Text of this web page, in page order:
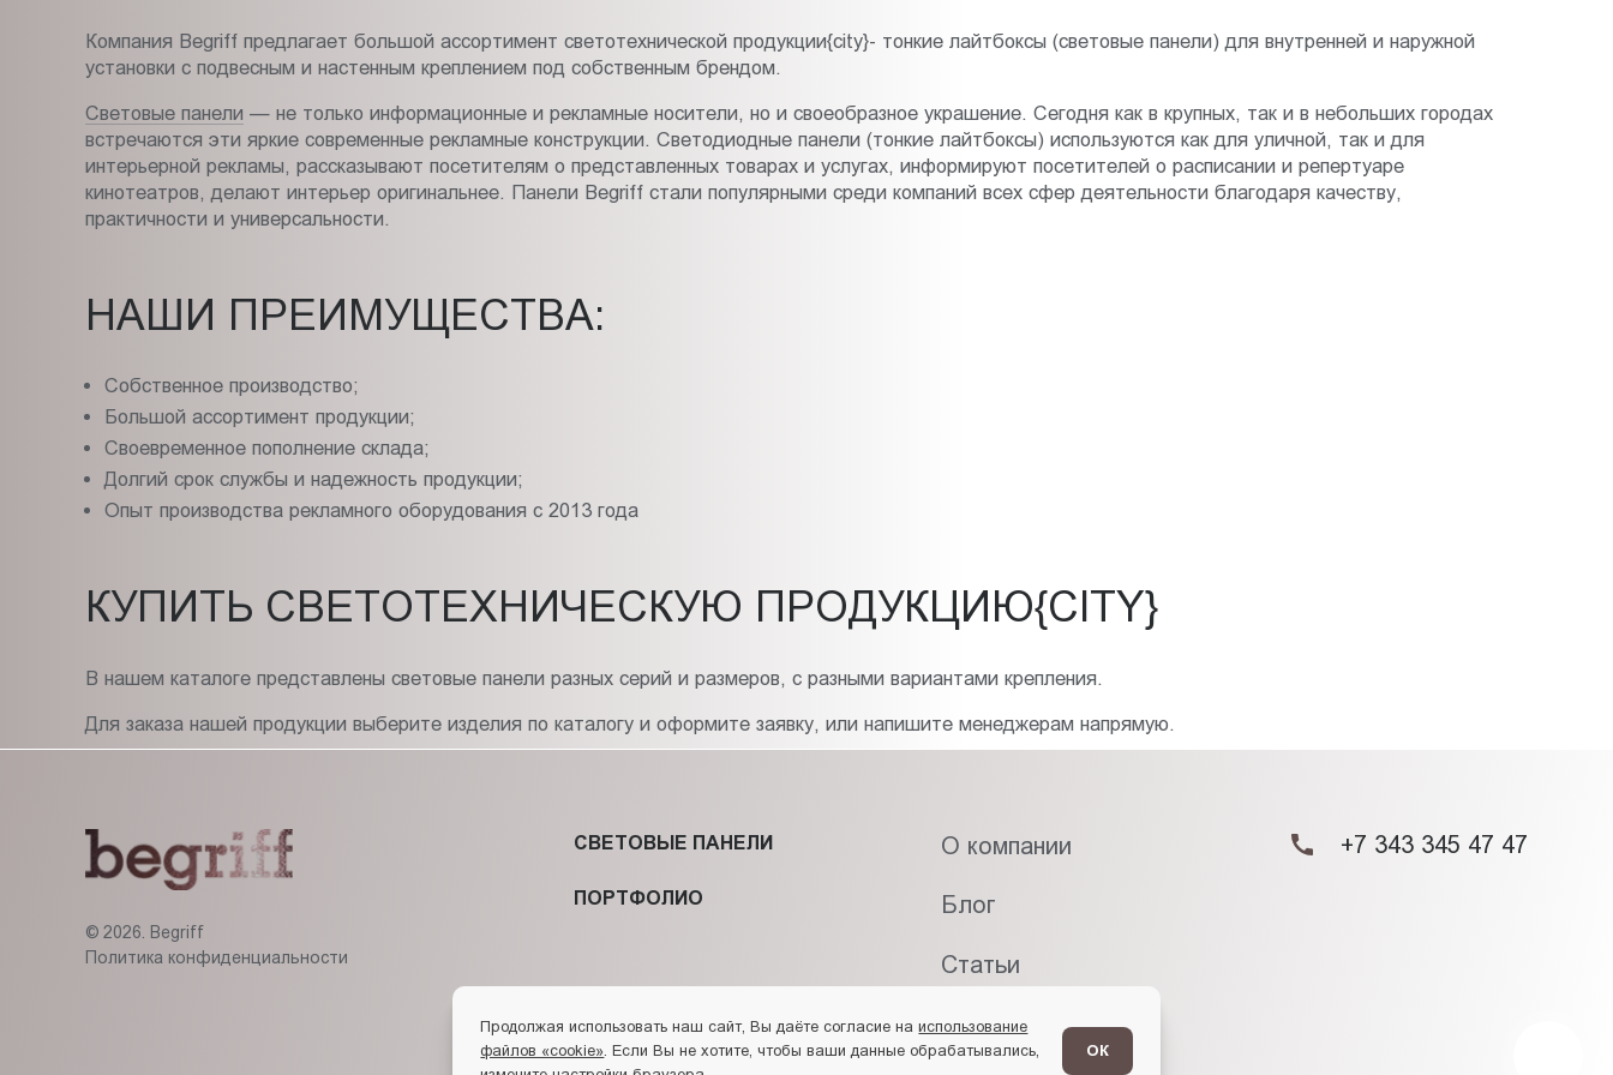
Компания Begriff предлагает большой ассортимент светотехнической продукции{city}- тонкие лайтбоксы (световые панели) для внутренней и наружной
установки с подвесным и настенным креплением под собственным брендом.
Световые панели — не только информационные и рекламные носители, но и своеобразное украшение. Сегодня как в крупных, так и в небольших городах
встречаются эти яркие современные рекламные конструкции. Светодиодные панели (тонкие лайтбоксы) используются как для уличной, так и для
интерьерной рекламы, рассказывают посетителям о представленных товарах и услугах, информируют посетителей о расписании и репертуаре
кинотеатров, делают интерьер оригинальнее. Панели Begriff стали популярными среди компаний всех сфер деятельности благодаря качеству,
практичности и универсальности.
НАШИ ПРЕИМУЩЕСТВА:
Собственное производство;
Большой ассортимент продукции;
Своевременное пополнение склада;
Долгий срок службы и надежность продукции;
Опыт производства рекламного оборудования с 2013 года
КУПИТЬ СВЕТОТЕХНИЧЕСКУЮ ПРОДУКЦИЮ{CITY}
В нашем каталоге представлены световые панели разных серий и размеров, с разными вариантами крепления.
Для заказа нашей продукции выберите изделия по каталогу и оформите заявку, или напишите менеджерам напрямую.
© 2026. Begriff
Политика конфиденциальности
СВЕТОВЫЕ ПАНЕЛИ
ПОРТФОЛИО
О компании
Блог
Статьи
Контакты
+7 343 345 47 47
Продолжая использовать наш сайт, Вы даёте согласие наиспользование
файлов «cookie» . Если Вы не хотите, чтобы ваши данные обрабатывались,
ОК